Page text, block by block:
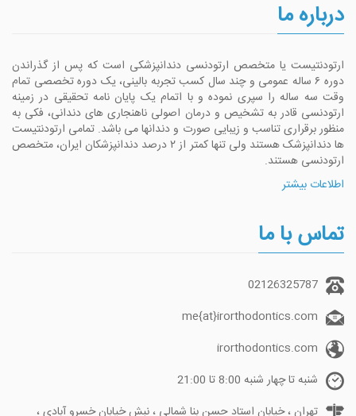
درباره ما
ارتودنتیست یا متخصص ارتودنسی دندانپزشکی است که پس از گذراندن
دوره ۶ ساله عمومی و چند سال کسب تجربه بالینی، یک دوره تخصصی تمام
وقت سه ساله را سپری نموده و با اتمام یک پایان نامه تحقیقی در زمینه
ارتودنسی قادر به تشخیص و درمان اصولی ناهنجاری های دندانی، فکی به
منظور برقراری تناسب و زیبایی صورت و دندانها می باشد. تمامی ارتودنتیست
ها دندانپزشک هستند ولی تنها کمتر از ۲ درصد دندانپزشکان ایران، متخصص
ارتودنسی هستند.
اطلاعات بیشتر
تماس با ما
02126325787
me{at}irorthodontics.com
irorthodontics.com
شنبه تا چهار شنبه 8:00 تا 21:00
تهران ، خیابان استاد حسن بنا شمالی ، نبش خیابان خسرو آبادی ،